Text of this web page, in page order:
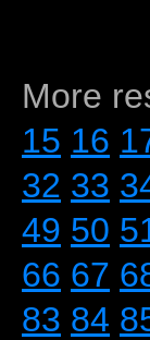
More
15 16
32 33
49 50
66 67
83 84